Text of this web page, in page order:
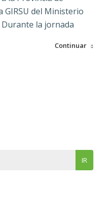
GIRSU del Ministerio
Durante la jornada
Continuar
IR